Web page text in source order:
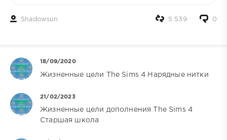
Shadowsun 0
5 539
18/09/2020
Жизненные цели The Sims 4 Нарядные нитки
21/02/2023
Жизненные цели дополнения The Sims 4
Старшая школа